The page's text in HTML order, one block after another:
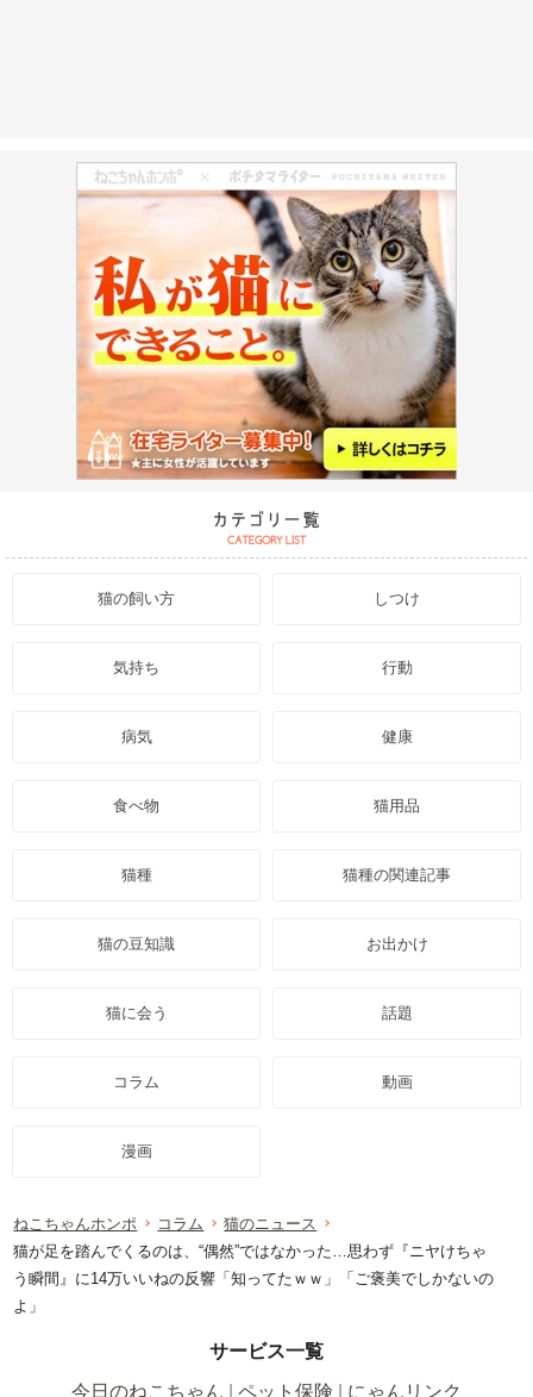
猫の飼い方 しつけ
気持ち 行動
病気 健康
食べ物 猫用品
猫種 猫種の関連記事
猫の豆知識 お出かけ
猫に会う 話題
コラム 動画
漫画
ねこちゃんホンポ コラム
猫のニュース
猫が足を踏んでくるのは、“偶然”ではなかった…思わず『ニヤけちゃ
う瞬間』に14万いいねの反響「知ってたｗｗ」「ご褒美でしかないの
よ」
サービス一覧
今日のねこちゃん
ペット保険 にゃんリンク